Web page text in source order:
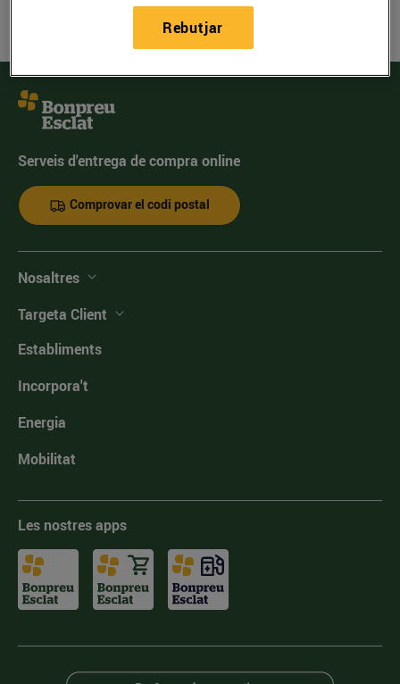
Serveis d'entrega de compra online
Comprovar el codi postal
Nosaltres
Targeta Client
Establiments
Incorpora't
Energia
Mobilitat
Les nostres apps
Rebutjar